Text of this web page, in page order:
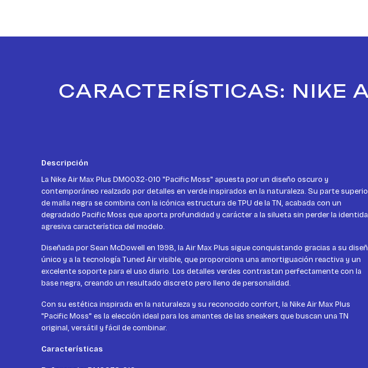
CARACTERÍSTICAS: NIKE
Descripción
La Nike Air Max Plus DM0032-010 "Pacific Moss" apuesta por un diseño oscuro y
contemporáneo realzado por detalles en verde inspirados en la naturaleza. Su parte
de malla negra se combina con la icónica estructura de TPU de la TN, acabada con un
degradado Pacific Moss que aporta profundidad y carácter a la silueta sin perder la
agresiva característica del modelo.
Diseñada por Sean McDowell en 1998, la Air Max Plus sigue conquistando gracias a su
único y a la tecnología Tuned Air visible, que proporciona una amortiguación reactiva y un
excelente soporte para el uso diario. Los detalles verdes contrastan perfectamente con la
base negra, creando un resultado discreto pero lleno de personalidad.
Con su estética inspirada en la naturaleza y su reconocido confort, la Nike Air Max Plus
"Pacific Moss" es la elección ideal para los amantes de las sneakers que buscan una TN
original, versátil y fácil de combinar.
Características